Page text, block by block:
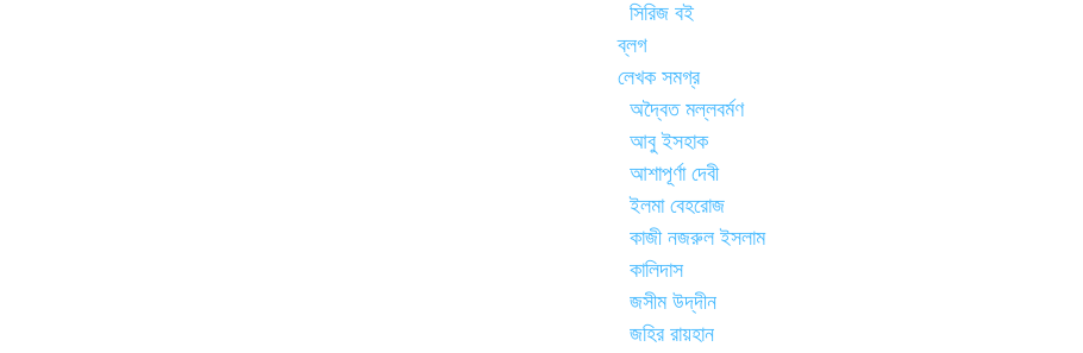
সিরিজ বই
ব্লগ
লেখক সমগ্র
অদ্বৈত মল্লবর্মণ
আবু ইসহাক
আশাপূর্ণা দেবী
ইলমা বেহরোজ
কাজী নজরুল ইসলাম
কালিদাস
জসীম উদ্‌দীন
জহির রায়হান